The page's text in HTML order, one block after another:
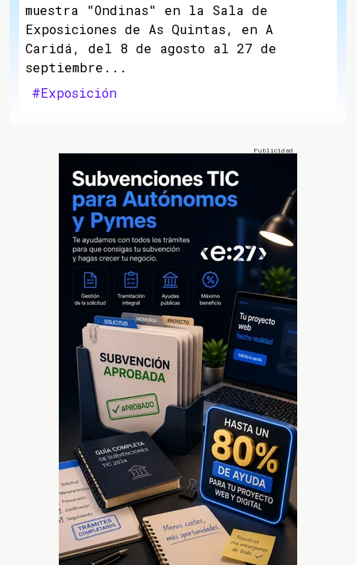
muestra "Ondinas" en la Sala de
Exposiciones de As Quintas, en A
Caridá, del 8 de agosto al 27 de
septiembre...
#Exposición